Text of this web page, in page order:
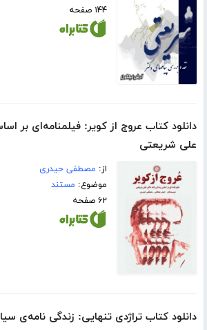
۱۴۴ صفحه
دانلود کتاب عروج از کویر: فیلمنامه‌ای بر
علی شریعتی
از: مصطفی حیدری
موضوع: مستند
۶۲ صفحه
دانلود کتاب تراژدی تنهایی: زندگی